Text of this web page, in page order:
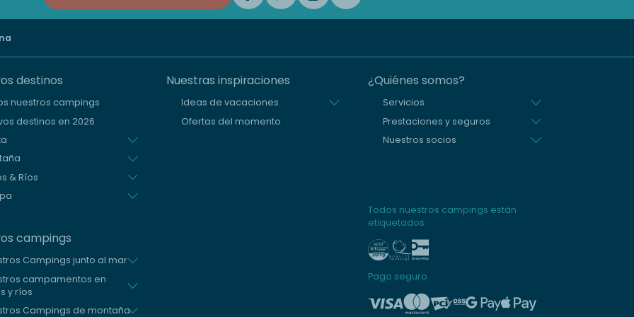
destinos
nuestros campings
destinos en 2026
& Ríos
campings
Campings junto al mar
campamentos en
y ríos
Campings de montaña
Nuestras inspiraciones
Ideas de vacaciones
Ofertas del momento
¿Quiénes somos?
Servicios
Prestaciones y seguros
Nuestros socios
Todos nuestros campings están
etiquetados
Pago seguro